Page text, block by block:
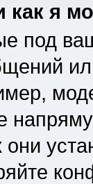
как я
под
они